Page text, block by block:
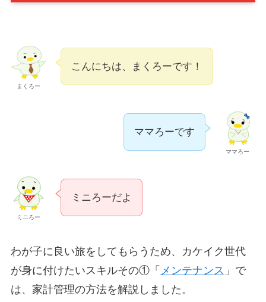
まくろー
こんにちは、まくろーです！
ママろー
ママろーです
ミニろー
ミニろーだよ
わが子に良い旅をしてもらうため、カケイク世代
が身に付けたいスキルその①「 メンテナンス 」で
は、家計管理の方法を解説しました。